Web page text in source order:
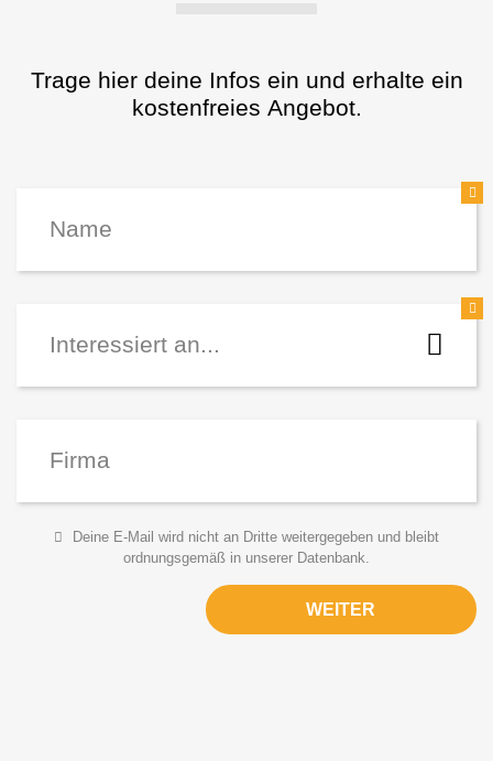
Trage hier deine Infos ein und erhalte ein
kostenfreies Angebot.
Pullover Jacken
Sonstiges
Deine E-Mail wird nicht an Dritte weitergegeben und bleibt
ordnungsgemäß in unserer Datenbank.
WEITER